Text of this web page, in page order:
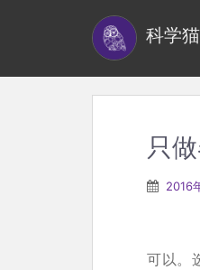
科学
只
2016
可以。